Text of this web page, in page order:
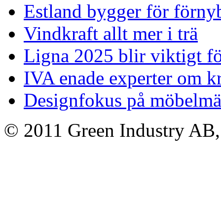
Estland bygger för
Vindkraft allt mer i trä
Ligna 2025 blir viktigt
IVA enade experter om
Designfokus på
© 2011 Green Industry